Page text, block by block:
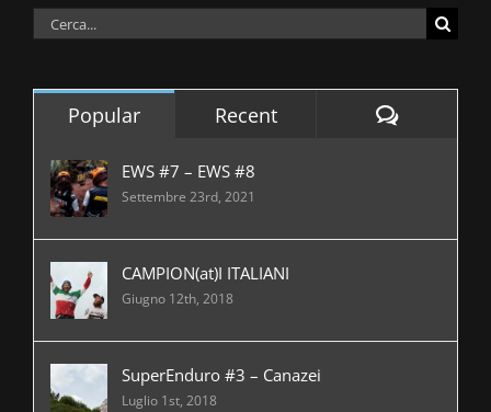
Cerca
Popular Recent
EWS #7 – EWS #8
Settembre 23rd, 2021
CAMPION(at)I ITALIANI
Giugno 12th, 2018
SuperEnduro #3 – Canazei
Luglio 1st, 2018